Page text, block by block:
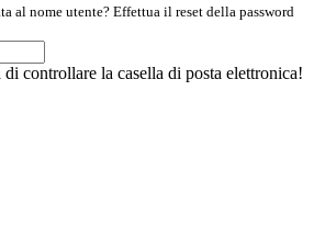
al nome utente? Effettua il reset della password
controllare la casella di posta elettronica!